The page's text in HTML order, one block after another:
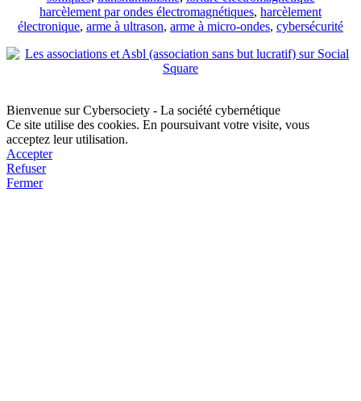
harcèlement par ondes électromagnétiques, harcèlement
électronique, arme à ultrason, arme à micro-ondes, cybersécurité
Bienvenue sur Cybersociety - La société cybernétique
Ce site utilise des cookies. En poursuivant votre visite, vous
acceptez leur utilisation.
Accepter
Refuser
Fermer